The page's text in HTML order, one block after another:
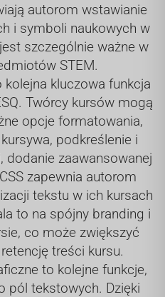
autorom wstawianie
i symboli naukowych w
szczególnie ważne w
STEM.
kluczowa funkcja
Twórcy kursów mogą
opcje formatowania,
podkreślenie i
dodanie zaawansowanej
zapewnia autorom
tekstu w ich kursach
to na spójny branding i
co może zwiększyć
treści kursu.
to kolejne funkcje,
pól tekstowych. Dzięki